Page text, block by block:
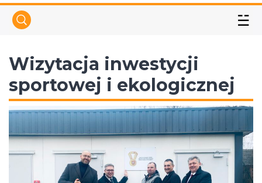
☱
Wizytacja inwestycji
sportowej i ekologicznej